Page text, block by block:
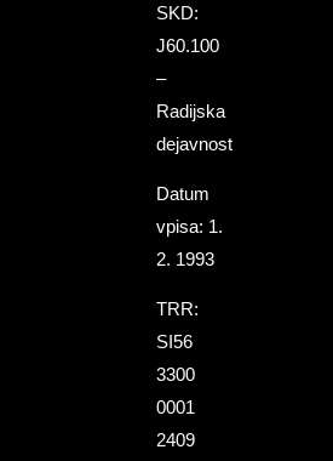
SKD:
J60.100
–
Radijska
dejavnost
Datum
vpisa: 1.
2. 1993
TRR:
SI56
3300
0001
2409